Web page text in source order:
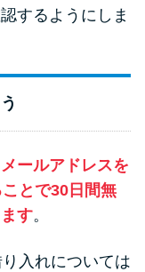
するようにしま
ールアドレスを
とで30日間無
す。
入れについては